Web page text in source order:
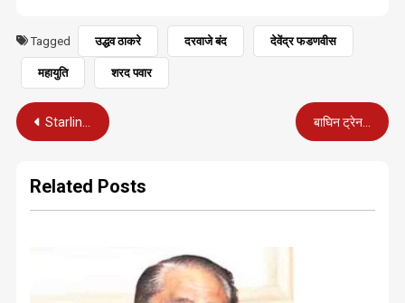
Tagged उद्धव ठाकरे दरवाजे बंद देवेंद्र फडणवीस
महायुति शरद पवार
Post
Starlink के कदम रखने से ठीक पहले BSNL ने कर दिया खेला
Related Posts